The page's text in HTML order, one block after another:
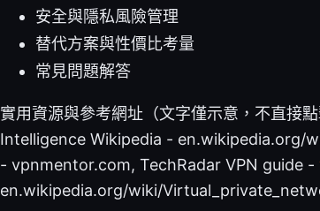
安全與隱私風險管理
替代方案與性價比考量
常見問題解答
實用資源與參考網址（文字僅示意，不直
Intelligence Wikipedia - en.wikipedia.org/
- vpnmentor.com, TechRadar VPN guide -
en.wikipedia.org/wiki/